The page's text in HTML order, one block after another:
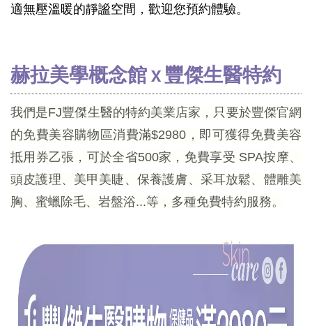
適無壓溫暖的靜謐空間，歡迎您預約體驗。
赫拉美學概念館 x 豐傑生醫特約
我們是FJ豐傑生醫的特約美業店家，只要於豐傑官網
的免費美容購物區消費滿$2980，即可獲得免費美容
抵用券乙張，可於全省500家，免費享受 SPA按摩、
頭皮護理、美甲美睫、保養護膚、采耳放鬆、體雕美
胸、蜜蠟除毛、岩盤浴...等，多種免費特約服務。